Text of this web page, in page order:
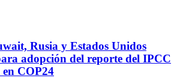
Rusia y Estados Unidos
adopción del reporte del IPCC
en COP24